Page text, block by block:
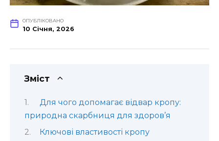
ОПУБЛІКОВАНО
10 Січня, 2026
Зміст
Для чого допомагає відвар кропу:
природна скарбниця для здоров’я
Ключові властивості кропу